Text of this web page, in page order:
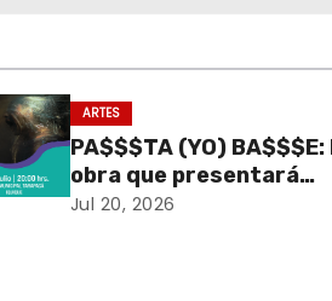
ARTES
PA$$$TA (YO) BA$$$E:
obra que presentará
FINTDAZ con funciones
Jul 20, 2026